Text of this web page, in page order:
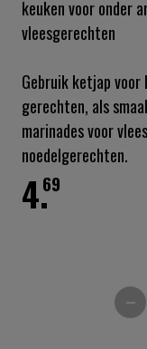
keuken voor onder
vleesgerechten
Gebruik ketjap voor
gerechten, als
marinades voor
noedelgerechten.
69
4.